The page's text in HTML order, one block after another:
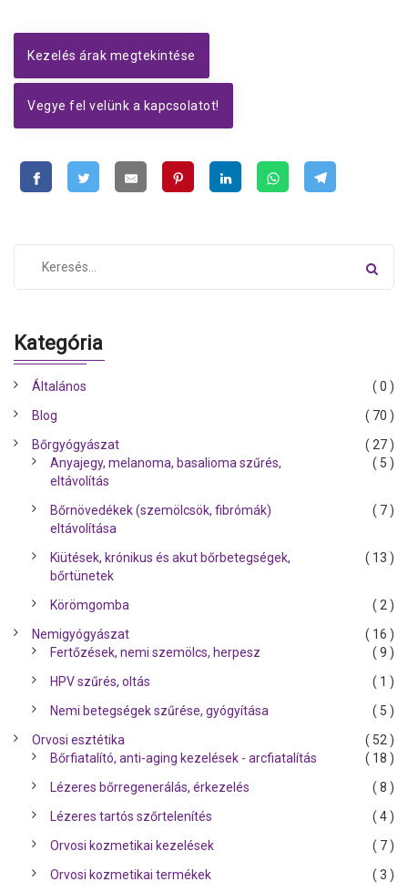
Kezelés árak megtekintése
Vegye fel velünk a kapcsolatot!
Kategória
Általános
( 0 )
Blog
( 70 )
Bőrgyógyászat
( 27 )
Anyajegy, melanoma, basalioma szűrés,
eltávolítás
( 5 )
Bőrnövedékek (szemölcsök, fibrómák)
eltávolítása
( 7 )
Kiütések, krónikus és akut bőrbetegségek,
bőrtünetek
( 13 )
Körömgomba
( 2 )
Nemigyógyászat
( 16 )
Fertőzések, nemi szemölcs, herpesz
( 9 )
HPV szűrés, oltás
( 1 )
Nemi betegségek szűrése, gyógyítása
( 5 )
Orvosi esztétika
( 52 )
Bőrfiatalító, anti-aging kezelések - arcfiatalítás
( 18 )
Lézeres bőrregenerálás, érkezelés
( 8 )
Lézeres tartós szőrtelenítés
( 4 )
Orvosi kozmetikai kezelések
( 7 )
Orvosi kozmetikai termékek
( 3 )